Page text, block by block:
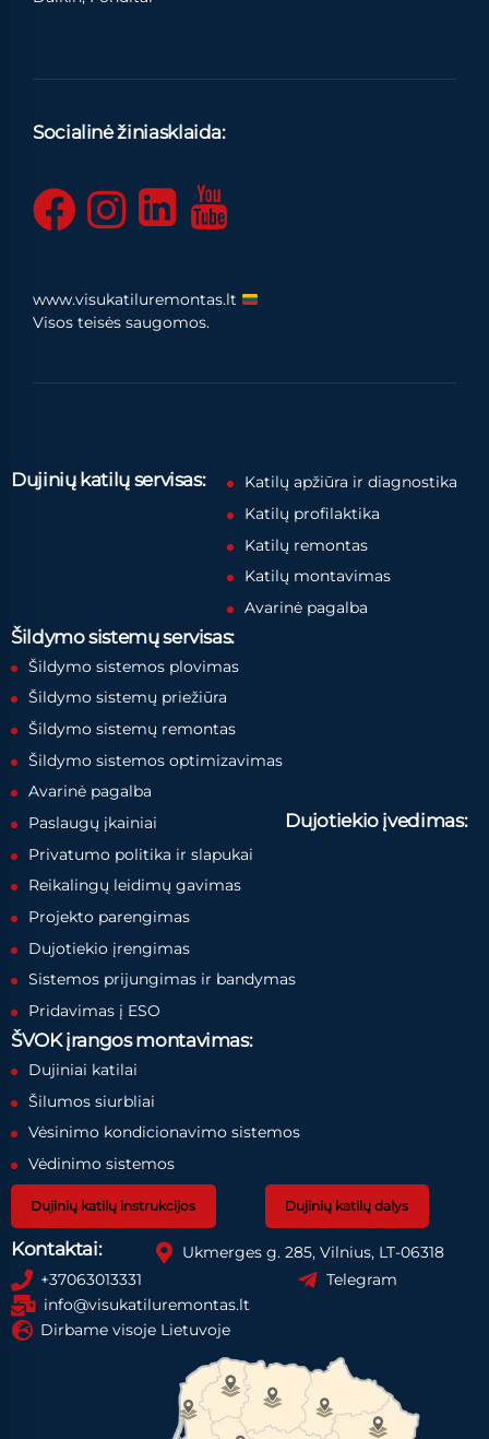
Socialinė žiniasklaida:
www.visukatiluremontas.lt
Visos teisės saugomos.
Dujinių katilų servisas:
Katilų apžiūra ir diagnostika
Katilų profilaktika
Katilų remontas
Katilų montavimas
Avarinė pagalba
Šildymo sistemų servisas:
Šildymo sistemos plovimas
Šildymo sistemų priežiūra
Šildymo sistemų remontas
Šildymo sistemos optimizavimas
Avarinė pagalba
Paslaugų įkainiai
Privatumo politika ir slapukai
Dujotiekio įvedimas:
Reikalingų leidimų gavimas
Projekto parengimas
Dujotiekio įrengimas
Sistemos prijungimas ir bandymas
Pridavimas į ESO
ŠVOK įrangos montavimas:
Dujiniai katilai
Šilumos siurbliai
Vėsinimo kondicionavimo sistemos
Vėdinimo sistemos
Dujinių katilų instrukcijos Dujinių katilų dalys
Kontaktai:
Ukmerges g. 285, Vilnius, LT-06318
+37063013331
Telegram
info@visukatiluremontas.lt
Dirbame visoje Lietuvoje